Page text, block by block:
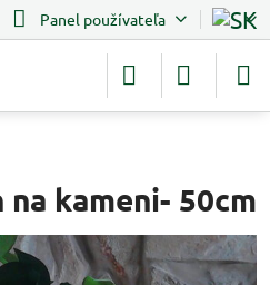
Panel používateľa
kameni- 50cm